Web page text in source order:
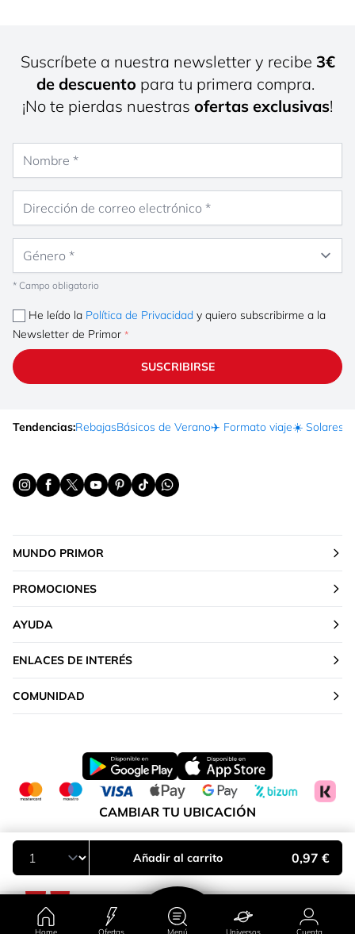
Añadir al carrito 0,97 €
Suscríbete a nuestra newsletter y recibe 3€
de descuento para tu primera compra.
¡No te pierdas nuestras ofertas exclusivas!
* Campo obligatorio
He leído la Política de Privacidad y quiero subscribirme a la
Newsletter de Primor
SUSCRIBIRSE
Tendencias:RebajasBásicos de Verano✈️ Formato viaje☀️ Solares
MUNDO PRIMOR
PROMOCIONES
AYUDA
ENLACES DE INTERÉS
COMUNIDAD
CAMBIAR TU UBICACIÓN
Península y Baleares